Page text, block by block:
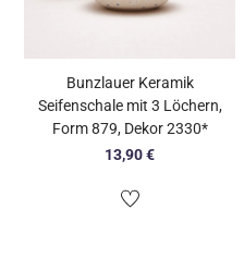
Bunzlauer Keramik
Seifenschale mit 3 Löchern,
Form 879, Dekor 2330*
13,90€